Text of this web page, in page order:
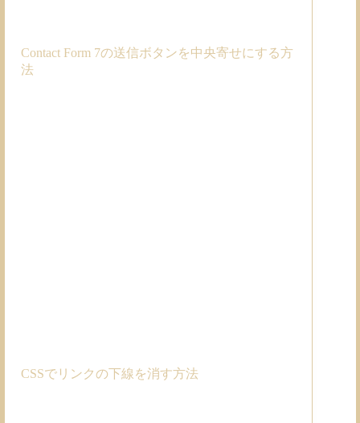
Contact Form 7の送信ボタンを中央寄せにする方
法
CSSでリンクの下線を消す方法